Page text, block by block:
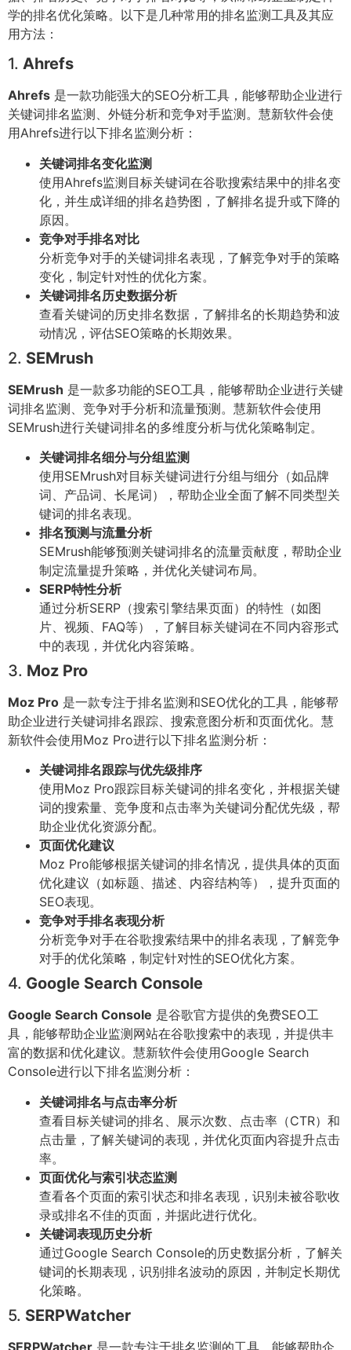
学的排名优化策略。以下是几种常用的排名监测工具及其应
用方法：
1. Ahrefs
Ahrefs 是一款功能强大的SEO分析工具，能够帮助企业进行
关键词排名监测、外链分析和竞争对手监测。慧新软件会使
用Ahrefs进行以下排名监测分析：
关键词排名变化监测
使用Ahrefs监测目标关键词在谷歌搜索结果中的排名变
化，并生成详细的排名趋势图，了解排名提升或下降的
原因。
竞争对手排名对比
分析竞争对手的关键词排名表现，了解竞争对手的策略
变化，制定针对性的优化方案。
关键词排名历史数据分析
查看关键词的历史排名数据，了解排名的长期趋势和波
动情况，评估SEO策略的长期效果。
2. SEMrush
SEMrush 是一款多功能的SEO工具，能够帮助企业进行关键
词排名监测、竞争对手分析和流量预测。慧新软件会使用
SEMrush进行关键词排名的多维度分析与优化策略制定。
关键词排名细分与分组监测
使用SEMrush对目标关键词进行分组与细分（如品牌
词、产品词、长尾词），帮助企业全面了解不同类型关
键词的排名表现。
排名预测与流量分析
SEMrush能够预测关键词排名的流量贡献度，帮助企业
制定流量提升策略，并优化关键词布局。
SERP特性分析
通过分析SERP（搜索引擎结果页面）的特性（如图
片、视频、FAQ等），了解目标关键词在不同内容形式
中的表现，并优化内容策略。
3. Moz Pro
Moz Pro 是一款专注于排名监测和SEO优化的工具，能够帮
助企业进行关键词排名跟踪、搜索意图分析和页面优化。慧
新软件会使用Moz Pro进行以下排名监测分析：
关键词排名跟踪与优先级排序
使用Moz Pro跟踪目标关键词的排名变化，并根据关键
词的搜索量、竞争度和点击率为关键词分配优先级，帮
助企业优化资源分配。
页面优化建议
Moz Pro能够根据关键词的排名情况，提供具体的页面
优化建议（如标题、描述、内容结构等），提升页面的
SEO表现。
竞争对手排名表现分析
分析竞争对手在谷歌搜索结果中的排名表现，了解竞争
对手的优化策略，制定针对性的SEO优化方案。
4. Google Search Console
Google Search Console 是谷歌官方提供的免费SEO工
具，能够帮助企业监测网站在谷歌搜索中的表现，并提供丰
富的数据和优化建议。慧新软件会使用Google Search
Console进行以下排名监测分析：
关键词排名与点击率分析
查看目标关键词的排名、展示次数、点击率（CTR）和
点击量，了解关键词的表现，并优化页面内容提升点击
率。
页面优化与索引状态监测
查看各个页面的索引状态和排名表现，识别未被谷歌收
录或排名不佳的页面，并据此进行优化。
关键词表现历史分析
通过Google Search Console的历史数据分析，了解关
键词的长期表现，识别排名波动的原因，并制定长期优
化策略。
5. SERPWatcher
SERPWatcher 是一款专注于排名监测的工具，能够帮助企